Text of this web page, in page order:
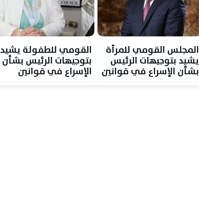
المجلس القومي للمرأة
يشيد بتوجيهات الرئيس
بشأن الإسراع في قوانين
القومي للطفولة يشيد
بتوجيهات الرئيس بشأن
الإسراع في قوانين